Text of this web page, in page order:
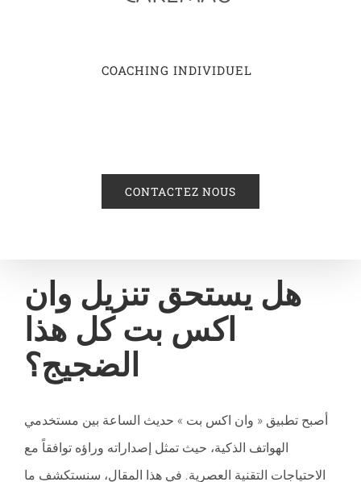
COACHING INDIVIDUEL
CONTACTEZ NOUS
هل يستحق تنزيل وان
اكس بت كل هذا
الضجيج؟
أصبح تطبيق « وان اكس بت » حديث الساعة بين مستخدمي
الهواتف الذكية، حيث تمثل إصداراته وراؤه توافقاً مع
الاحتياجات التقنية العصرية. في هذا المقال، سنستكشف ما